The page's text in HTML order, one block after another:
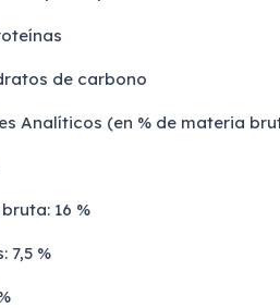
de carbono
Analíticos (en % de materia
16 %
7,5 %